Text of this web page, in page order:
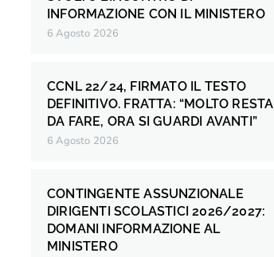
INFORMAZIONE CON IL MINISTERO
6 Agosto 2026
CCNL 22/24, FIRMATO IL TESTO
DEFINITIVO. FRATTA: “MOLTO RESTA
DA FARE, ORA SI GUARDI AVANTI”
6 Agosto 2026
CONTINGENTE ASSUNZIONALE
DIRIGENTI SCOLASTICI 2026/2027:
DOMANI INFORMAZIONE AL
MINISTERO